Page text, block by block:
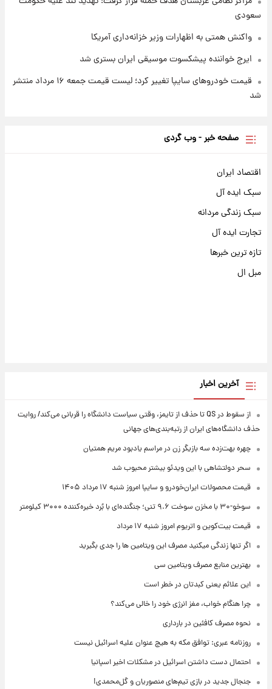
سعودی
واکنش همتی به اظهارات وزیر خزانه‌داری آمریکا
ایرج خواننده پیشکسوت موسیقی ایران بستری شد
قیمت خودروهای سایپا تغییر کرد؛ لیست قیمت جمعه ۱۶ مرداد منتشر
شد
صفحه خبر - وب گردی
اقتصاد ایران
سبک ایده آل
سبک زندگی مردانه
تجارت ایده آل
تازه ترین خبرها
مبل ال
آخرین اخبار
از سقوط در QS تا حذف از تایمز، وقتی سیاست دانشگاه را قربانی می‌کند/ روایت
حذف دانشگاه‌های ایران از رتبه‌بندی‌های جهانی
چهره بهت‌زده سه بازیگر زن در مراسم یادبود مریم همتیان
سحر دولتشاهی با این ویدئو بیشتر محبوب شد
قیمت محصولات ایران‌خودرو و سایپا امروز شنبه ۱۷ مرداد ۱۴۰۵
سوخو-۳۰ با مخزن سوخت ۹.۶ تنی؛ جنگنده‌ای با بُرد خیره‌کننده ۳۰۰۰ کیلومتر
قیمت بیت‌کوین و اتریوم امروز شنبه ۱۷ مرداد
اگر تنها زندگی میکنید مصرف این ویتامین ها را جدی بگیرید
بهترین منابع مصرف ویتامین سی
این علائم یعنی کبدتان در خطر است
چرا هنگام خواب، مغز انرژی خود را خالی می‌کند؟
نحوه مصرف کافئین در بارداری
روزنامه عبری: توافق مکه به هیچ عنوان علیه اسرائیل نیست
احتمال دست داشتن اسرائیل در مشکلات اخیر اسپانیا
جنجال جدید در بازی تیم‌های منصوریان و گل‌محمدی!